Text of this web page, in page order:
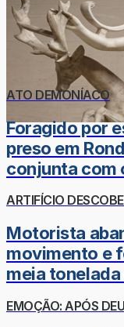
ATO DEMONÍACO
Foragido por
preso em
conjunta com
ARTIFÍCIO
Motorista
movimento e
meia
EMOÇÃO: APÓS